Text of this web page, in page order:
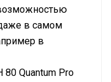
в самом
в
80 Quantum Pro